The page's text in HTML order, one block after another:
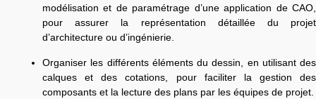
modélisation et de paramétrage d’une application de CAO,
pour assurer la représentation détaillée du projet
d’architecture ou d’ingénierie.
Organiser les différents éléments du dessin, en utilisant des
calques et des cotations, pour faciliter la gestion des
composants et la lecture des plans par les équipes de projet.